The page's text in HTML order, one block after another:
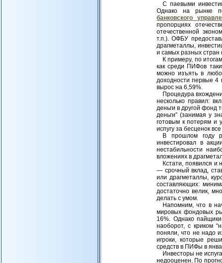
С паевыми
Однако на рынке
банковского
пропорциях
отечественной
т.п.). ОФБУ
драгметаллы,
и самых разных стран
К примеру, по
как среди ПИФов
можно изъять в
доходности первые
вырос на 6,59%.
Процедура
несколько правил:
деньги в другой фонд
деньги” (занимая у
готовым к потерям и
испугу за бесценок
В прошлом году
инвестировал в
нестабильности
вложениях в
Кстати, появился
— срочный вклад,
или драгметаллы,
составляющих:
достаточно велик,
делать с умом.
Напомним, что в
мировых фондовых
16%. Однако
наоборот, с криком
поняли, что не надо
игроки, которые
средств в ПИФы в
Инвесторы не
недооценен. По